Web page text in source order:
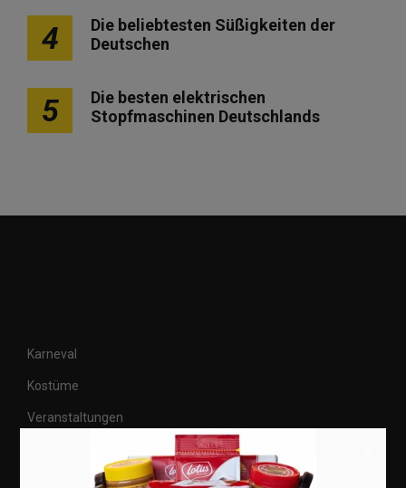
4
Die beliebtesten Süßigkeiten der
Deutschen
5
Die besten elektrischen
Stopfmaschinen Deutschlands
Karneval
Kostüme
Veranstaltungen